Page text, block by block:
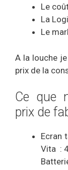
Le
La
Le
A la louche
prix de la
Ce que
prix de
Ecran
Vita :